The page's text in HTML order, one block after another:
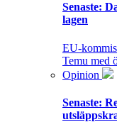
Senaste:
lagen
EU-
Temu med
Opinion
Senaste: